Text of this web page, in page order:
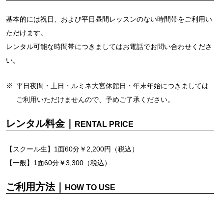
基本的には祝日、および平日昼間レッスンのない時間帯をご利用い
ただけます。
レンタル可能な時間帯につきましてはお電話でお問い合わせくださ
い。
※ 平日夜間・土日・ルミネ大宮休館日・年末年始につきましては
ご利用いただけませんので、予めご了承ください。
レンタル料金｜ RENTAL PRICE
【スクール生】1面60分￥2,200円（税込）
【一般】1面60分￥3,300（税込）
ご利用方法｜ HOW TO USE